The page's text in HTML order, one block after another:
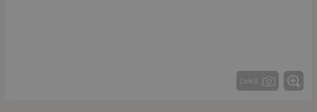
1 от 9